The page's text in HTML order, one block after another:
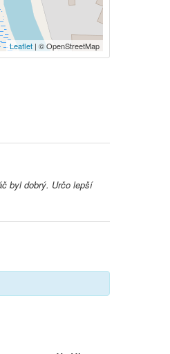
Leaflet | © OpenStreetMap
byl dobrý. Určo lepší